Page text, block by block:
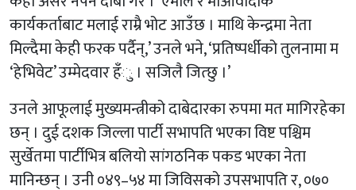
कार्यकर्ताबाट मलाई राम्रै भोट आउँछ । माथि केन्द्रमा नेता
मिल्दैमा केही फरक पर्दैन्,’ उनले भने, ‘प्रतिष्पर्धीको तुलनामा म
‘हेभिवेट’ उम्मेदवार हँु । सजिलै जित्छु ।’
उनले आफूलाई मुख्यमन्त्रीको दाबेदारका रुपमा मत मागिरहेका
छन् । दुई दशक जिल्ला पार्टी सभापति भएका विष्ट पश्चिम
सुर्खेतमा पार्टीभित्र बलियो सांगठनिक पकड भएका नेता
मानिन्छन् । उनी ०४९–५४ मा जिविसको उपसभापति र, ०७०